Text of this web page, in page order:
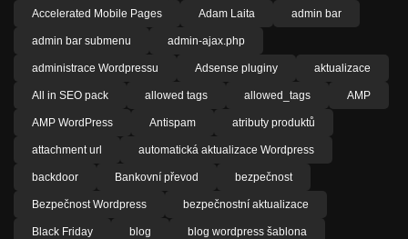
Accelerated Mobile Pages Adam Laita admin bar
admin bar submenu admin-ajax.php
administrace Wordpressu Adsense pluginy aktualizace
All in SEO pack allowed tags allowed_tags AMP
AMP WordPress Antispam atributy produktů
attachment url automatická aktualizace Wordpress
backdoor Bankovní převod bezpečnost
Bezpečnost Wordpress bezpečnostní aktualizace
Black Friday blog blog wordpress šablona